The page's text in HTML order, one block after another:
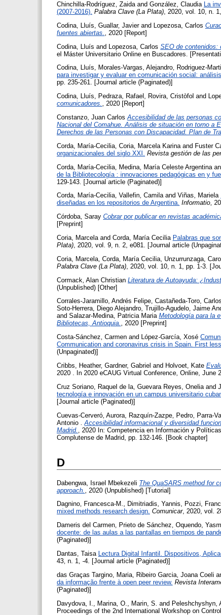
Chinchilla-Rodríguez, Zaidaand González, Claudia La
(2007-2016). Palabra Clave (La Plata), 2020, vol. 10, n.
Codina, Lluís Guallar, Javierand Lopezosa, Carlos
fuentes abiertas.
, 2020 [Report]
Codina, Lluís and Lopezosa, Carlos SEO de contenidos:
el Máster Universitario Online en Buscadores.
Codina, Lluís, Morales-Vargas, Alejandro, Rodriguez-
para investigar y evaluar en comunicación social:
pp. 235-261. [Journal article (Paginated)]
Codina, Lluís, Pedraza, Rafael , Rovira, Cristòfol and
comunicadores. , 2020 [Report]
Constanzo, Juan Carlos Accesibilidad de las personas
Nacional del Comahue. Análisis de situación en torno a
Derechos de las Personas con Discapacidad. Plan de
Corda, María-Cecilia Coria, Marcela Karina and Fuster
organizacionales del siglo XXI.
Revista gestión de las
Corda, María-Cecilia Medina, María Celeste Argentina
de la Bibliotecología : innovaciones pedagógicas en y
129-143. [Journal article (Paginated)]
Corda, María-Cecilia, Vallefin, Camilaand Viñas, Mariela
diseñadas en los repositorios de Argentina. Informatio,
Córdoba, Saray Cobrar por publicar en revistas
[Preprint]
Coria, Marcela and Corda, María Cecilia Palabras que
Plata) , 2020, vol. 9, n. 2, e081. [Journal article
Coria, Marcela Corda, María Cecilia Unzurrunzaga,
Palabra Clave (La Plata) , 2020, vol. 10, n. 1, pp. 1-3.
Cormack, Alan Christian Literatura de Autoayuda:
(Unpublished) [Other]
Corrales-Jaramillo, Andrés Felipe, Castañeda-Toro,
Soto-Herrera, Diego Alejandro, Trujillo-Agudelo, Jaime
and Salazar-Medina, Patricia Maria Metodología para la
Bibliotecas, Antioquia. , 2020 [Preprint]
Costa-Sánchez, Carmen and López-García, Xosé
Communication and coronavirus crisis in Spain. First
(Unpaginated)]
Cribbs, Heather, Gardner, Gabriel and Holvoet, Kate
2020 . In 2020 eCAUG Virtual Conference, Online,
Cruz Soriano, Raquel de la Guevara Reyes, Onelia and
tecnología e innovación en un campus universitario
[Journal article (Paginated)]
Cuevas-Cerveró, Aurora Razquín-Zazpe, Pedro Parra-
Antonio
Accesibilidad informacional y diversidad
Madrid.
, 2020 In: Competencia en Información y
Complutense de Madrid, pp. 132-146. [Book chapter]
D
Dabengwa, Israel Mbekezeli The QuaSARS method for
approach.
, 2020 (Unpublished) [Tutorial]
Dagnino, Francesca-M., Dimitriadis, Yannis, Pozzi,
mixed methods research design. Comunicar, 2020, vol.
Dameris del Carmen, Prieto de Sánchez, Oquendo,
docente: de las aulas a las pantallas en tiempos de
(Paginated)]
Dantas, Taisa Lectura Digital Infantil. Dispositivos,
43, n. 1, -4. [Journal article (Paginated)]
das Graças Targino, Maria
Ribeiro Garcia, Joana Coeli
da informação frente à open peer review. Revista
(Paginated)]
Davydova, I.
Marina, O. Marin, S. and Peleshchyshyn,
Proceedings of the 2nd International Workshop on